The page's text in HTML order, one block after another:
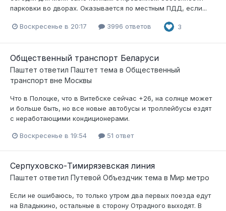
парковки во дворах. Оказывается по местным ПДД, если...
Воскресенье в 20:17 3996 ответов 3
Общественный транспорт Беларуси
Паштет ответил Паштет тема в Общественный
транспорт вне Москвы
Что в Полоцке, что в Витебске сейчас +26, на солнце может
и больше быть, но все новые автобусы и троллейбусы ездят
с неработающими кондиционерами.
Воскресенье в 19:54 51 ответ
Серпуховско-Тимирязевская линия
Паштет ответил Путевой Объездчик тема в Мир метро
Если не ошибаюсь, то только утром два первых поезда едут
на Владыкино, остальные в сторону Отрадного выходят. В